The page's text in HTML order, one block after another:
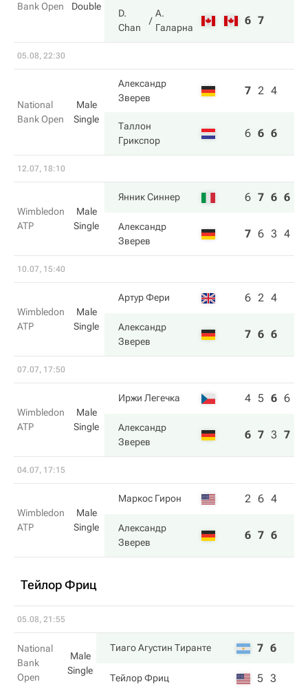
Bank Open
Double
D.
Chan
А.
Галарна
6 7
05.08, 22:30
National
Bank Open
Male
Single
Александр
Зверев
7 2 4
Таллон
Грикспор
6 6 6
12.07, 18:10
Wimbledon
ATP
Male
Single
Янник Синнер 6 7 6 6
Александр
Зверев
7 6 3 4
10.07, 15:40
Wimbledon
ATP
Male
Single
Артур Фери 6 2 4
Александр
Зверев
7 6 6
07.07, 17:50
Wimbledon
ATP
Male
Single
Иржи Легечка 4 5 6 6
Александр
Зверев
6 7 3 7
04.07, 17:15
Wimbledon
ATP
Male
Single
Маркос Гирон 2 6 4
Александр
Зверев
6 7 6
Тейлор Фриц
05.08, 21:55
National
Bank
Open
Male
Single
Тиаго Агустин Тиранте 7 6
Тейлор Фриц 5 3